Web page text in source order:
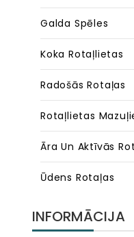
Galda Spēles
Koka Rotaļlietas
Radošās Rotaļas
Rotaļlietas
Āra Un Aktīvās
Ūdens Rotaļas
INFORMĀCIJA